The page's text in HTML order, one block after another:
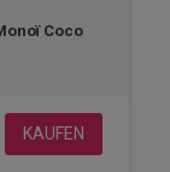
Coco
KAUFEN